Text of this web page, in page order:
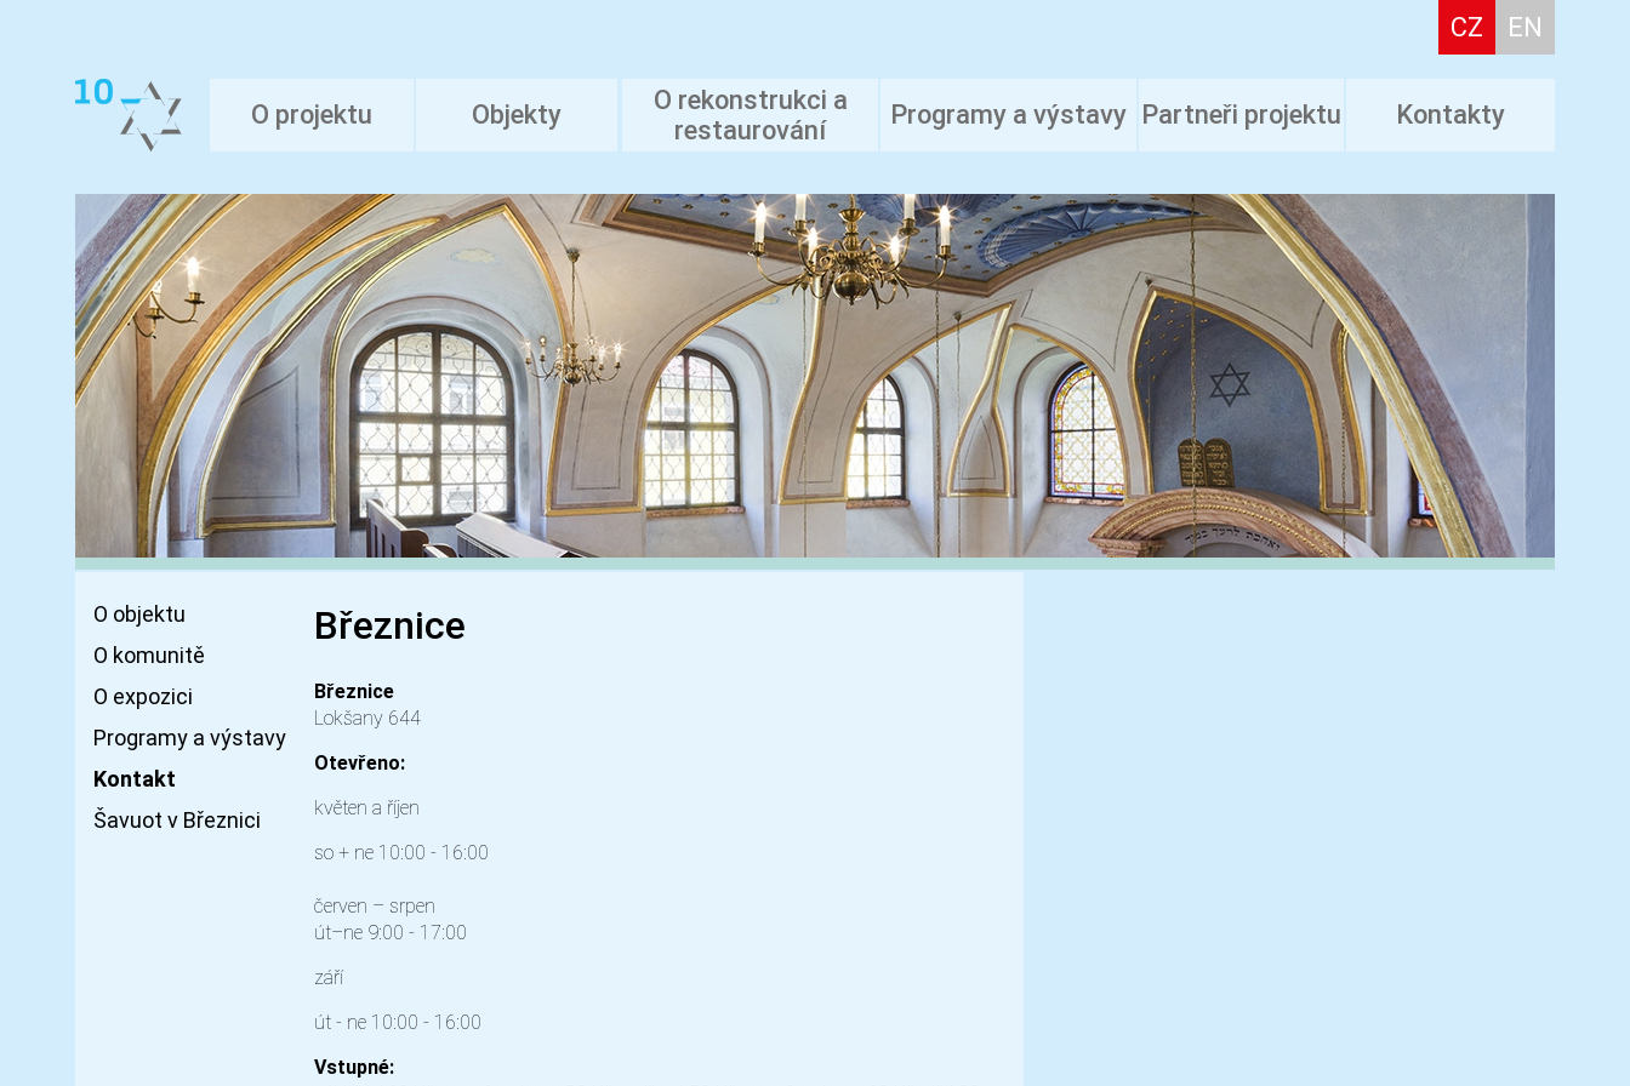
CZ EN
O projektu Objekty
O rekonstrukci a
restaurování
Programy a výstavy Partneři projektu Kontakty
O objektu
O komunitě
O expozici
Programy a výstavy
Kontakt
Šavuot v Březnici
Březnice
Březnice
Lokšany 644
Otevřeno:
květen a říjen
so + ne 10:00 - 16:00
červen – srpen
út–ne 9:00 - 17:00
září
út - ne 10:00 - 16:00
Vstupné: